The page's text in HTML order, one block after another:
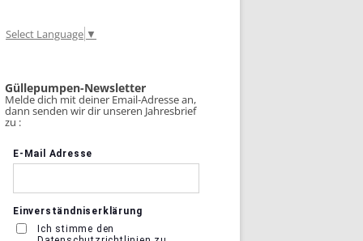
Select Language ▼
Güllepumpen-Newsletter
Melde dich mit deiner Email-Adresse an,
dann senden wir dir unseren Jahresbrief
zu :